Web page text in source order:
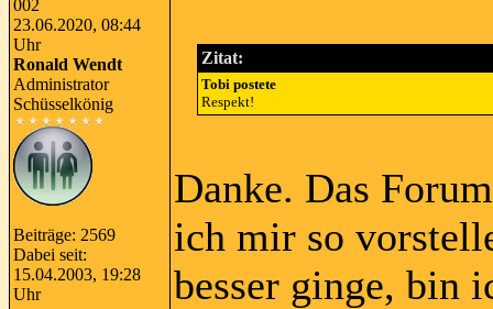
002
23.06.2020, 08:44
Uhr
Ronald Wendt
Administrator
Schüsselkönig
Beiträge: 2569
Dabei seit:
15.04.2003, 19:28
Uhr
Zitat:
Tobi postete
Respekt!
Danke. Das
ich mir so
besser ginge, bin